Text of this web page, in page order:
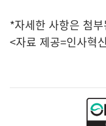
*자세한 사항은 첨
<자료 제공=인사혁